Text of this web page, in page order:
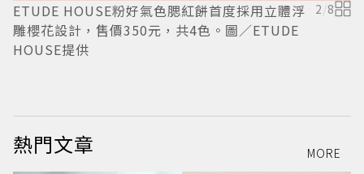
ETUDE HOUSE粉好氣色腮紅餅首度採用立體浮
雕櫻花設計，售價350元，共4色。圖／ETUDE
HOUSE提供
2/8
熱門文章 MORE